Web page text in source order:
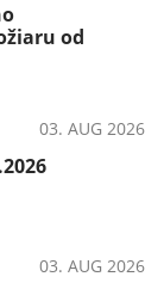
od
03. AUG 2026
03. AUG 2026